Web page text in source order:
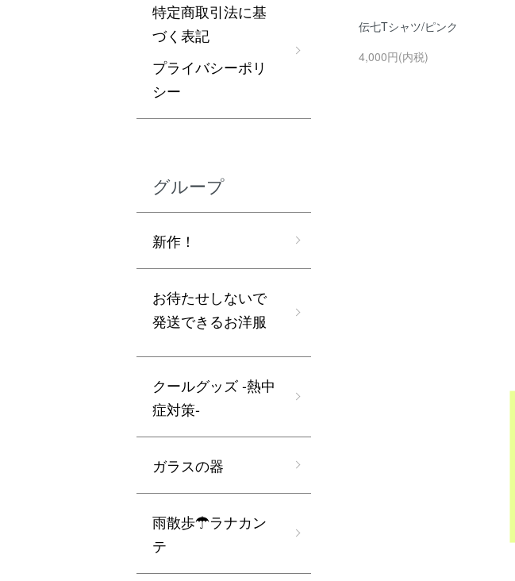
伝七Tシャツ/ピンク
4,000円(内税)
特定商取引法に基
づく表記
プライバシーポリ
シー
グループ
新作！
お待たせしないで
発送できるお洋服
クールグッズ -熱中
症対策-
ガラスの器
雨散歩☂ラナカン
テ